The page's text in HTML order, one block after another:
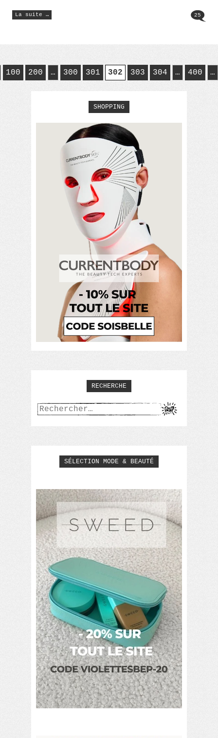
La suite …
« MME
SAGE »
25
100 200 … 300 301 302 303 304 … 400 …
SHOPPING
RECHERCHE
Rechercher :
SÉLECTION MODE & BEAUTÉ